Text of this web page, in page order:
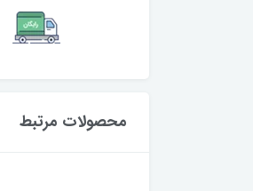
محصولات مرتبط